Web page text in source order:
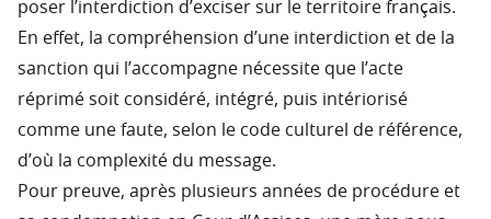
poser l’interdiction d’exciser sur le territoire français.
En effet, la compréhension d’une interdiction et de la
sanction qui l’accompagne nécessite que l’acte
réprimé soit considéré, intégré, puis intériorisé
comme une faute, selon le code culturel de référence,
d’où la complexité du message.
Pour preuve, après plusieurs années de procédure et